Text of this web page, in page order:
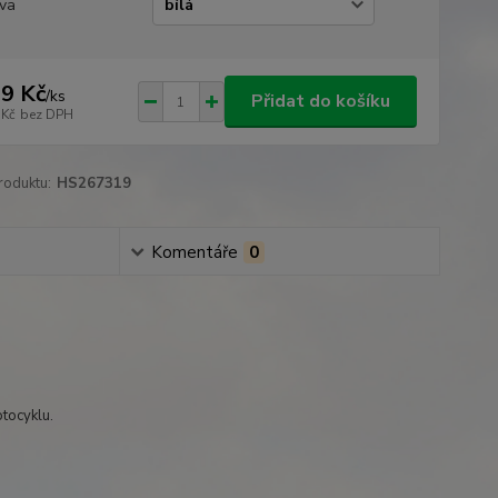
Kč/ks
bez DPH
Přidat do košíku
HS267319
Komentáře 0